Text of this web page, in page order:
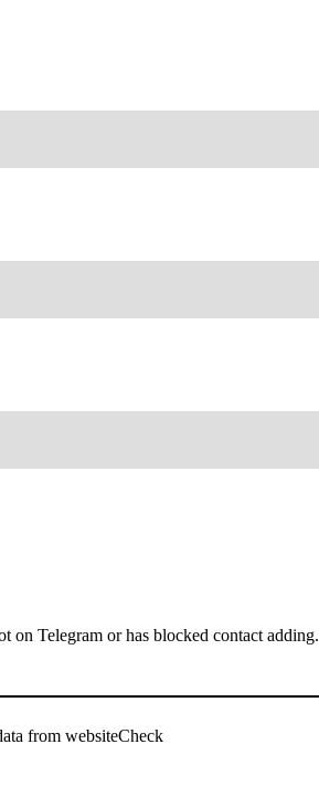
on Telegram or has blocked contact adding.
from websiteCheck